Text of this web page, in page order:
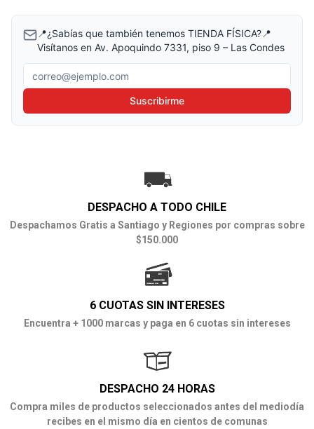
📍¿Sabías que también tenemos TIENDA FÍSICA?📍
Visítanos en Av. Apoquindo 7331, piso 9 – Las Condes
Correo electrónico
Suscribirme
DESPACHO A TODO CHILE
Despachamos Gratis a Santiago y Regiones por compras sobre
$150.000
6 CUOTAS SIN INTERESES
Encuentra + 1000 marcas y paga en 6 cuotas sin intereses
DESPACHO 24 HORAS
Compra miles de productos seleccionados antes del mediodía
recibes en el mismo día en cientos de comunas